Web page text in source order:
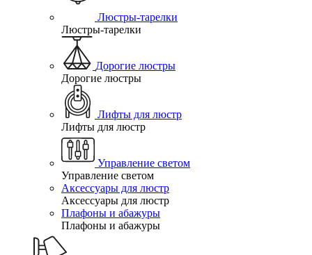
Люстры-тарелки
Люстры-тарелки
Дорогие люстры
Дорогие люстры
Лифты для люстр
Лифты для люстр
Управление светом
Управление светом
Аксессуары для люстр
Аксессуары для люстр
Плафоны и абажуры
Плафоны и абажуры